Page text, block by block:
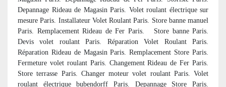
Depannage Rideau de Magasin Paris. Volet roulant électrique sur
mesure Paris. Installateur Volet Roulant Paris. Store banne manuel
Paris. Remplacement Rideau de Fer Paris. Store banne Paris.
Devis volet roulant Paris. Réparation Volet Roulant Paris.
Réparation Rideau de Magasin Paris. Remplacement Store Paris.
Fermeture volet roulant Paris. Changement Rideau de Fer Paris.
Store terrasse Paris. Changer moteur volet roulant Paris. Volet
roulant électrique bubendorff Paris. Depannage Store Paris.